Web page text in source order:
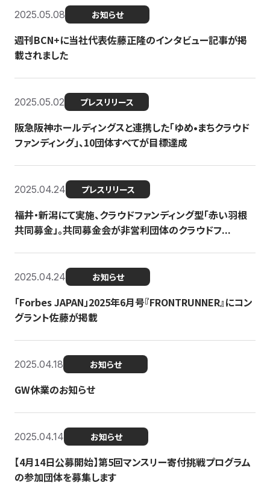
2025.05.08 お知らせ
週刊BCN+に当社代表佐藤正隆のインタビュー記事が掲
載されました
2025.05.02 プレスリリース
阪急阪神ホールディングスと連携した「ゆめ•まちクラウド
ファンディング」、10団体すべてが目標達成
2025.04.24 プレスリリース
福井・新潟にて実施、クラウドファンディング型「赤い羽根
共同募金」。共同募金会が非営利団体のクラウドフ...
2025.04.24 お知らせ
「Forbes JAPAN」2025年6月号『FRONTRUNNER』にコン
グラント佐藤が掲載
2025.04.18 お知らせ
GW休業のお知らせ
2025.04.14 お知らせ
【4月14日公募開始】第5回マンスリー寄付挑戦プログラム
の参加団体を募集します